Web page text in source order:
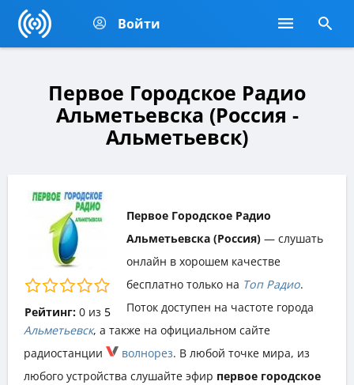
Войти
Первое Городское Радио
Альметьевска (Россия -
Альметьевск)
Рейтинг: 0из 5
Первое Городское Радио
Альметьевска (Россия) — слушать
онлайн в хорошем качестве
бесплатно только на Топ Радио.
Поток доступен на частоте города
Альметьевск, а также на официальном сайте
радиостанции
волнорез. В любой точке мира, из
любого устройства слушайте эфир первое городское